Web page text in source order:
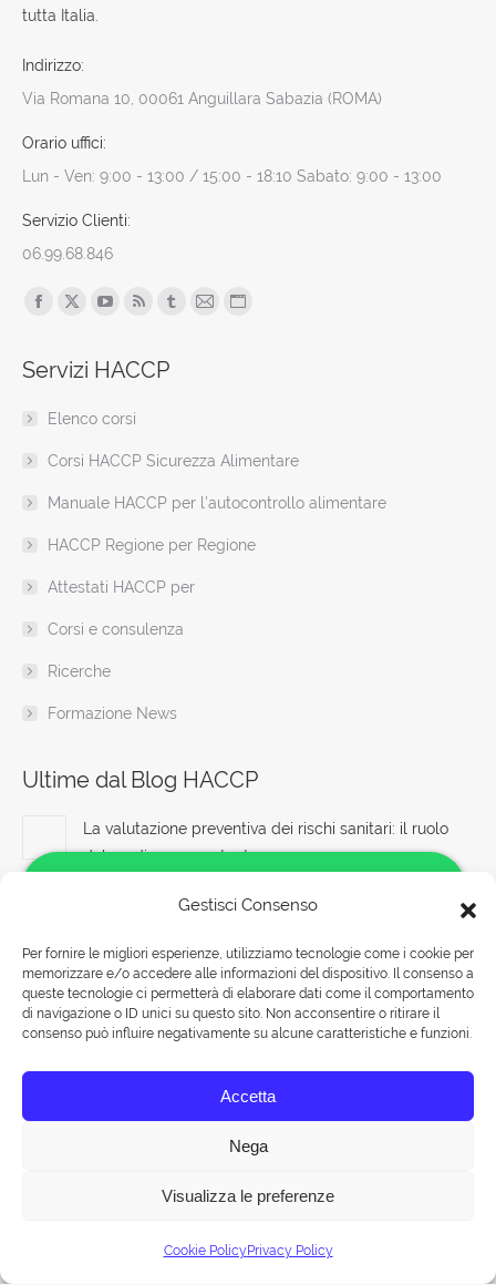
Gestisci Consenso
Per fornire le migliori esperienze, utilizziamo tecnologie come i cookie per
memorizzare e/o accedere alle informazioni del dispositivo. Il consenso a
queste tecnologie ci permetterà di elaborare dati come il comportamento
di navigazione o ID unici su questo sito. Non acconsentire o ritirare il
consenso può influire negativamente su alcune caratteristiche e funzioni.
Accetta
Nega
Visualizza le preferenze
Cookie Policy Privacy Policy
tutta Italia.
Indirizzo:
Via Romana 10, 00061 Anguillara Sabazia (ROMA)
Orario uffici:
Lun - Ven: 9:00 - 13:00 / 15:00 - 18:10 Sabato: 9:00 - 13:00
Servizio Clienti:
06.99.68.846
Find us on:
Facebook
opens
new
window
X
opens
new
window
opens
new
window
opens
window
Tumblr
window
Mail
window
Sito
new
Servizi HACCP
Elenco corsi
Corsi HACCP Sicurezza Alimentare
Manuale HACCP per l’autocontrollo alimentare
HACCP Regione per Regione
Attestati HACCP per
Corsi e consulenza
Ricerche
Formazione News
Ultime dal Blog HACCP
La valutazione preventiva dei rischi sanitari: il ruolo
del medico competente
di lavoro
7 Agosto 2026
Rispetto delle normative sulla sicurezza sul lavoro:
© Tuttohaccp.com - 2019. Tutti i diritti riservati - P.IVA 10515651007 -
Salve!
Come possiamo aiutarti?
Rispondiamo nei seguenti orari:
Lunedì-Venerdì 09:00-18:00
Sabato 09:00-13:00